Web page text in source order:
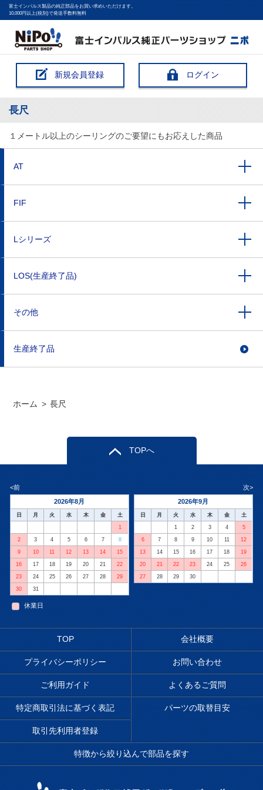
富士インパルス製品の純正部品をお買い求めいただけます。
10,000円以上(税別)で発送手数料無料
新規会員登録 ログイン
長尺
１メートル以上のシーリングのご要望にもお応えした商品
AT
FIF
Lシリーズ
LOS(生産終了品)
その他
生産終了品
ホーム > 長尺
TOPへ
<前
次>
2026年8月
日 月 火 水 木 金 土
1
2 3 4 5 6 7 8
9 10 11 12 13 14 15
16 17 18 19 20 21 22
23 24 25 26 27 28 29
30 31
2026年9月
日 月 火 水 木 金 土
1 2 3 4 5
6 7 8 9 10 11 12
13 14 15 16 17 18 19
20 21 22 23 24 25 26
27 28 29 30
休業日
TOP 会社概要
プライバシーポリシー お問い合わせ
ご利用ガイド よくあるご質問
特定商取引法に基づく表記 パーツの取替目安
取引先利用者登録
特徴から絞り込んで部品を探す